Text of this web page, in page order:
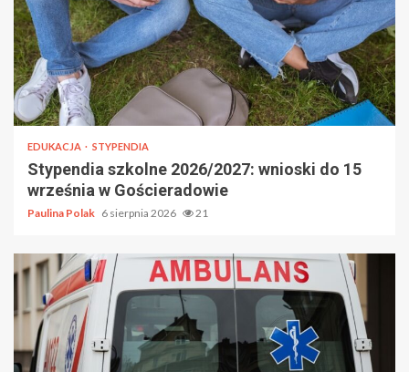
EDUKACJA STYPENDIA
Stypendia szkolne 2026/2027: wnioski do 15
września w Gościeradowie
Paulina Polak 6 sierpnia 2026 21